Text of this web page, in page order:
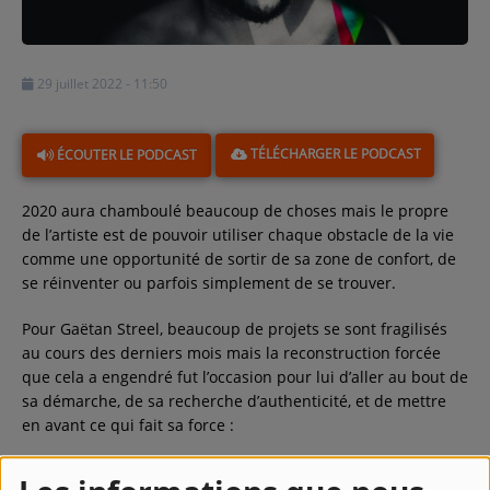
Régie Publicitaire
Recherche d'un titre
SE CONNECTER
29 juillet 2022 - 11:50
ÉCOUTER LE PODCAST TÉLÉCHARGER LE PODCAST
2020 aura chamboulé beaucoup de choses mais le propre
de l’artiste est de pouvoir utiliser chaque obstacle de la vie
comme une opportunité de sortir de sa zone de confort, de
se réinventer ou parfois simplement de se trouver.
Pour Gaëtan Streel, beaucoup de projets se sont fragilisés
au cours des derniers mois mais la reconstruction forcée
que cela a engendré fut l’occasion pour lui d’aller au bout de
sa démarche, de sa recherche d’authenticité, et de mettre
en avant ce qui fait sa force :